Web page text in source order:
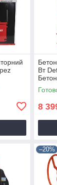
Вт
8
–20%